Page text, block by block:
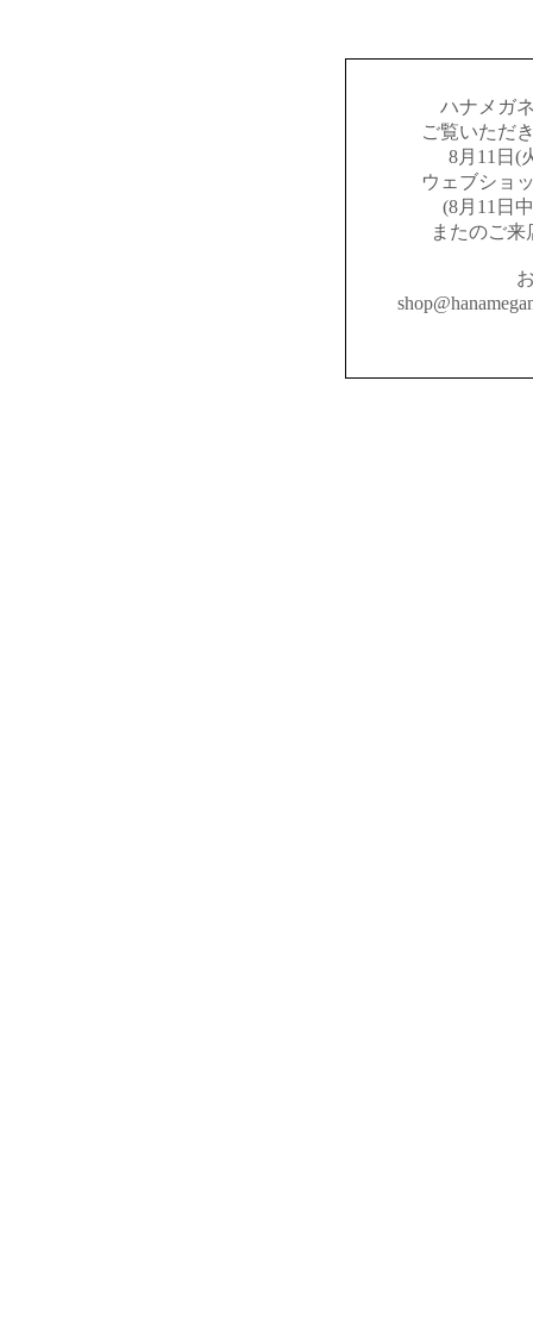
ハナメガ
ご覧いただ
8月11日(
ウェブショ
(8月11日
またのご